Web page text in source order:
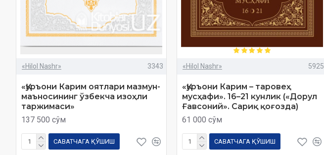
«Hilol Nashr» 3343
«Қуръони Карим оятлари мазмун-
маъносининг ўзбекча изоҳли
таржимаси»
137 500 сўм
САВАТЧАГА ҚЎШИШ
«Hilol Nashr» 5925
«Қуръони Карим – таровеҳ
мусҳафи». 16–21 кунлик («Дорул
Ғавсоний». Сариқ қоғозда)
61 000 сўм
САВАТЧАГА ҚЎШИШ